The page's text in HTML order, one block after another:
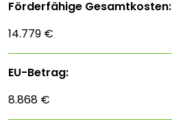
Förderfähige Gesamtkosten:
14.779 €
EU-Betrag:
8.868 €